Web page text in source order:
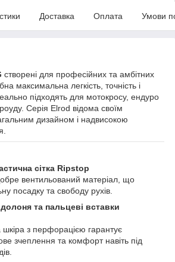
Доставка Оплата Умови
створені для професійних та амбітних
максимальна легкість, точність і
підходять для мотокросу, ендуро
Серія Elrod відома своїм
дизайном і надвисокою
сітка Ripstop
вентильований матеріал, що
посадку та свободу рухів.
та пальцеві вставки
шкіра з перфорацією гарантує
зчеплення та комфорт навіть під